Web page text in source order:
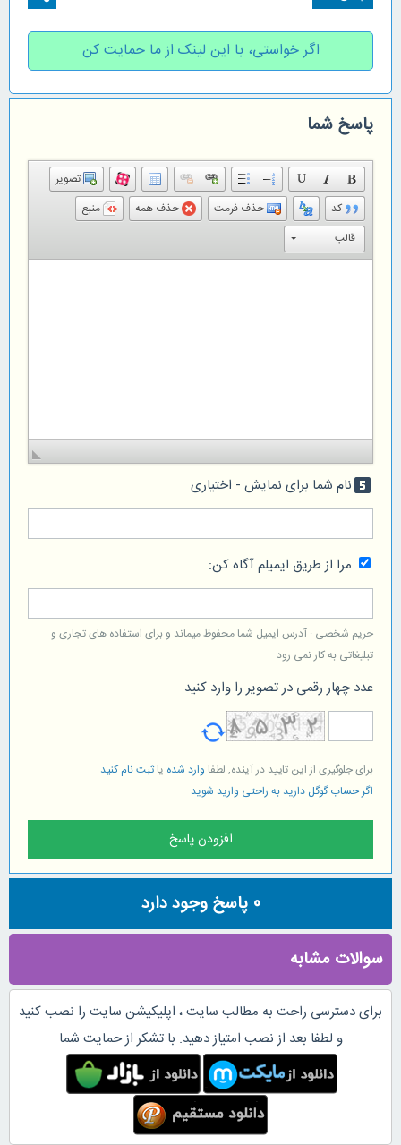
اگر خواستی، با این لینک از ما حمایت کن
پاسخ شما
تصویر
کد
حذف فرمت حذف همه
منبع
قالب
looks_5نام شما برای نمایش - اختیاری
مرا از طریق ایمیلم آگاه کن:
حریم شخصی : آدرس ایمیل شما محفوظ میماند و برای استفاده های تجاری و
تبلیغاتی به کار نمی رود
عدد چهار رقمی در تصویر را وارد کنید
برای جلوگیری از این تایید در آینده, لطفا وارد شده یاثبت نام کنید.
اگر حساب گوگل دارید به راحتی وارید شوید
0 پاسخ وجود دارد
سوالات مشابه
برای دسترسی راحت به مطالب سایت ، اپلیکیشن سایت را نصب کنید
و لطفا بعد از نصب امتیاز دهید. با تشکر از حمایت شما